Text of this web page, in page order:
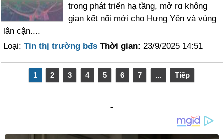
trong phát triển hạ tầng, mở rɑ không
gian kết nối mới cho Hưng Yên và vùng
lân cận....
Loại:Tin thị trường bđs Thời gian: 23/9/2025 14:51
1 2 3 4 5 6 7 ... Tiếp